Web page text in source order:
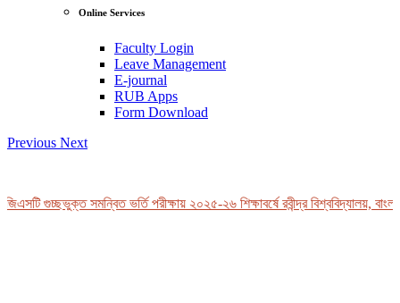
Online Services
Faculty Login
Leave Management
E-journal
RUB Apps
Form Download
Previous Next
গুচ্ছভুক্ত সমন্বিত ভর্তি পরীক্ষায় ২০২৫-২৬ শিক্ষাবর্ষে রবীন্দ্র বিশ্ববিদ্যালয়,